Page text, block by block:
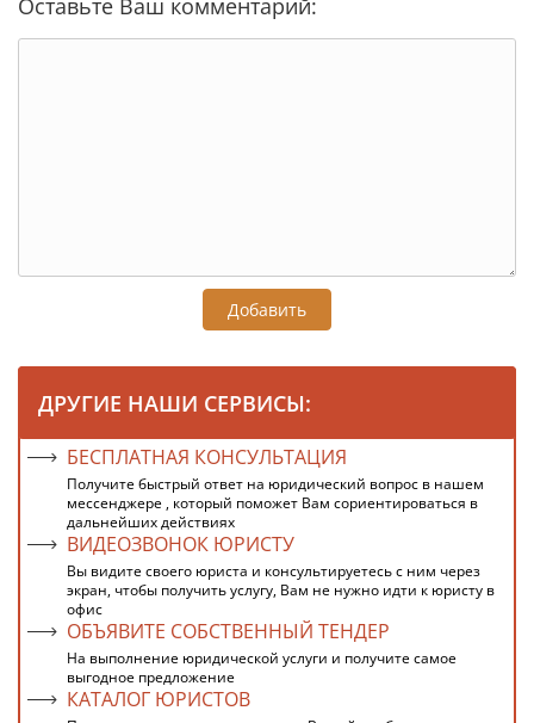
Добавить
ДРУГИЕ НАШИ СЕРВИСЫ:
БЕСПЛАТНАЯ КОНСУЛЬТАЦИЯ
Получите быстрый ответ на юридический вопрос в нашем
мессенджере , который поможет Вам сориентироваться в
дальнейших действиях
ВИДЕОЗВОНОК ЮРИСТУ
Вы видите своего юриста и консультируетесь с ним через
экран, чтобы получить услугу, Вам не нужно идти к юристу в
офис
ОБЪЯВИТЕ СОБСТВЕННЫЙ ТЕНДЕР
На выполнение юридической услуги и получите самое
выгодное предложение
КАТАЛОГ ЮРИСТОВ